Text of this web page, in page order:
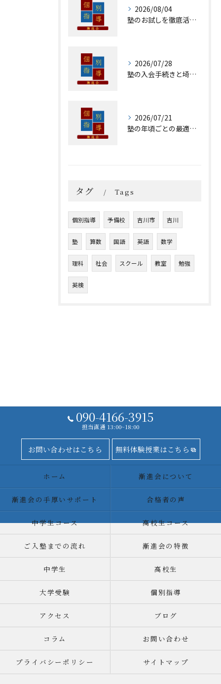
2026/08/04
塾のお試しを徹底活用子どもに合う塾選びと無料体験の上手な断り方
2026/07/28
塾の入会手続きと埼玉県吉川市須賀で失敗しない選び方のポイント
2026/07/21
塾の年頃ごとの最適な入塾時期と選び方を徹底解説
タグ Tags
個別指導 予備校 吉川市 吉川
塾 算数 国語 英語 数学
理科 社会 スクール 教室 勉強
英検
090-4166-3915
担当直通 13:00~18:00
お問い合わせはこちら 無料体験授業はこちら
ホーム 漸進会について
漸進会の手厚いサポート 合格者の声
中学生コース 高校生コース
ご入塾までの流れ 漸進会の特徴
中学生 高校生
大学受験 個別指導
アクセス ブログ
コラム お問い合わせ
プライバシーポリシー サイトマップ